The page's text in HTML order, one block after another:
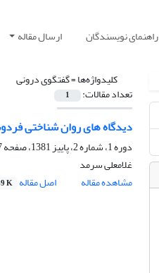
راهنمای نویسندگان ارسال مقاله
کلیدواژه‌ها =گفتگوی درونی
تعداد مقالات: 1
دیدگاه های روان شناختی
دوره 1، شماره 2، پاییز 1381، صفحه
غلامعلی سرمد
مشاهده مقاله
اصل مقاله K